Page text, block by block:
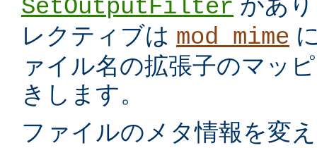
SetOutputFilter
レクティブは mod_mime
ァイル名の拡張子のマッ
きします。
ファイルのメタ情報を変